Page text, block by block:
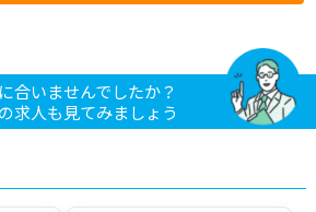
合いませんでしたか？
求人も見てみましょう